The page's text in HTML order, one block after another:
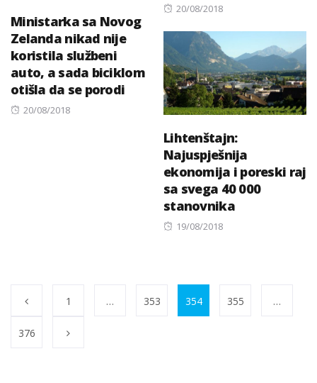
Posted
20/08/2018
Ministarka sa Novog
Zelanda nikad nije
koristila službeni
auto, a sada biciklom
otišla da se porodi
Posted
20/08/2018
Lihtenštajn:
Najuspješnija
ekonomija i poreski raj
sa svega 40 000
stanovnika
Posted
19/08/2018
1 … 353 354 355 …
376